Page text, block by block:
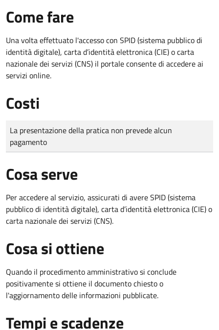
Come fare
Una volta effettuato l'accesso con SPID (sistema pubblico di
identità digitale), carta d’identità elettronica (CIE) o carta
nazionale dei servizi (CNS) il portale consente di accedere ai
servizi online.
Costi
Tipo di pagamento
Importo
La presentazione della pratica non prevede alcun
pagamento
Cosa serve
Per accedere al servizio, assicurati di avere SPID (sistema
pubblico di identità digitale), carta d’identità elettronica (CIE) o
carta nazionale dei servizi (CNS).
Cosa si ottiene
Quando il procedimento amministrativo si conclude
positivamente si ottiene il documento chiesto o
l'aggiornamento delle informazioni pubblicate.
Tempi e scadenze